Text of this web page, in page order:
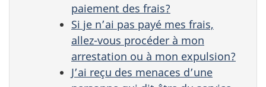
paiement des frais?
Si je n’ai pas payé mes frais,
allez-vous procéder à mon
arrestation ou à mon expulsion?
J’ai reçu des menaces d’une